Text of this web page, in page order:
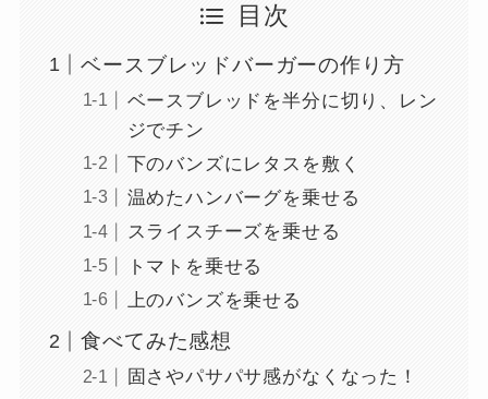
目次
ベースブレッドバーガーの作り方
ベースブレッドを半分に切り、レン
ジでチン
下のバンズにレタスを敷く
温めたハンバーグを乗せる
スライスチーズを乗せる
トマトを乗せる
上のバンズを乗せる
食べてみた感想
固さやパサパサ感がなくなった！